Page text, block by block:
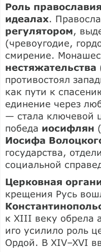
Роль
идеалах.
регулятором,
(чревоугодие,
смирение.
нестяжательства
противостоял
как пути к
единение через
— стала ключевой
победа иосифлян
Иосифа
государства,
социальной
Церковная
крещения Русь
к XIII веку обрела
иго усилило роль
Ордой. В XIV–XVI